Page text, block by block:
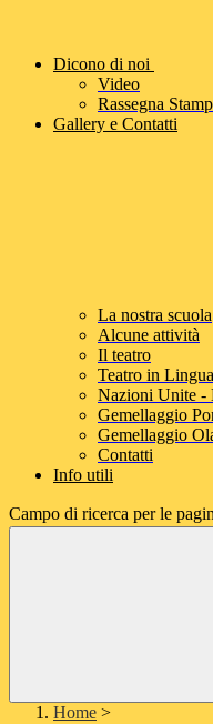
Dicono di noi
Video
Rassegna
Gallery e Contatti
La nostra scuola
Alcune attività
Il teatro
Teatro in
Nazioni Unite -
Gemellaggio
Gemellaggio
Contatti
Info utili
Campo di ricerca per le
Home >